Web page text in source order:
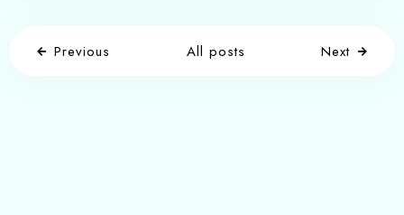
Previous All posts Next